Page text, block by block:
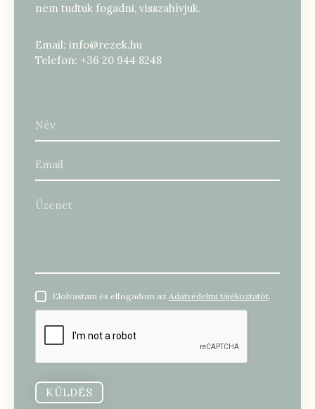
nem tudtuk fogadni, visszahívjuk.
Email: info@rezek.hu
Telefon: +36 20 944 8248
Elolvastam és elfogadom az Adatvédelmi tájékoztatót.
KÜLDÉS